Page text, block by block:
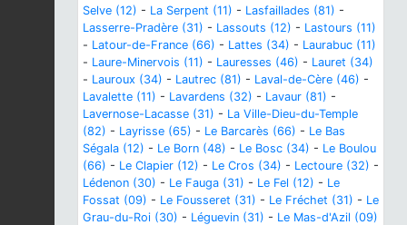
Selve (12) - La Serpent (11) - Lasfaillades (81) -
Lasserre-Pradère (31) - Lassouts (12) - Lastours (11)
- Latour-de-France (66) - Lattes (34) - Laurabuc (11)
- Laure-Minervois (11) - Lauresses (46) - Lauret (34)
- Lauroux (34) - Lautrec (81) - Laval-de-Cère (46) -
Lavalette (11) - Lavardens (32) - Lavaur (81) -
Lavernose-Lacasse (31) - La Ville-Dieu-du-Temple
(82) - Layrisse (65) - Le Barcarès (66) - Le Bas
Ségala (12) - Le Born (48) - Le Bosc (34) - Le Boulou
(66) - Le Clapier (12) - Le Cros (34) - Lectoure (32) -
Lédenon (30) - Le Fauga (31) - Le Fel (12) - Le
Fossat (09) - Le Fousseret (31) - Le Fréchet (31) - Le
Grau-du-Roi (30) - Léguevin (31) - Le Mas-d'Azil (09)